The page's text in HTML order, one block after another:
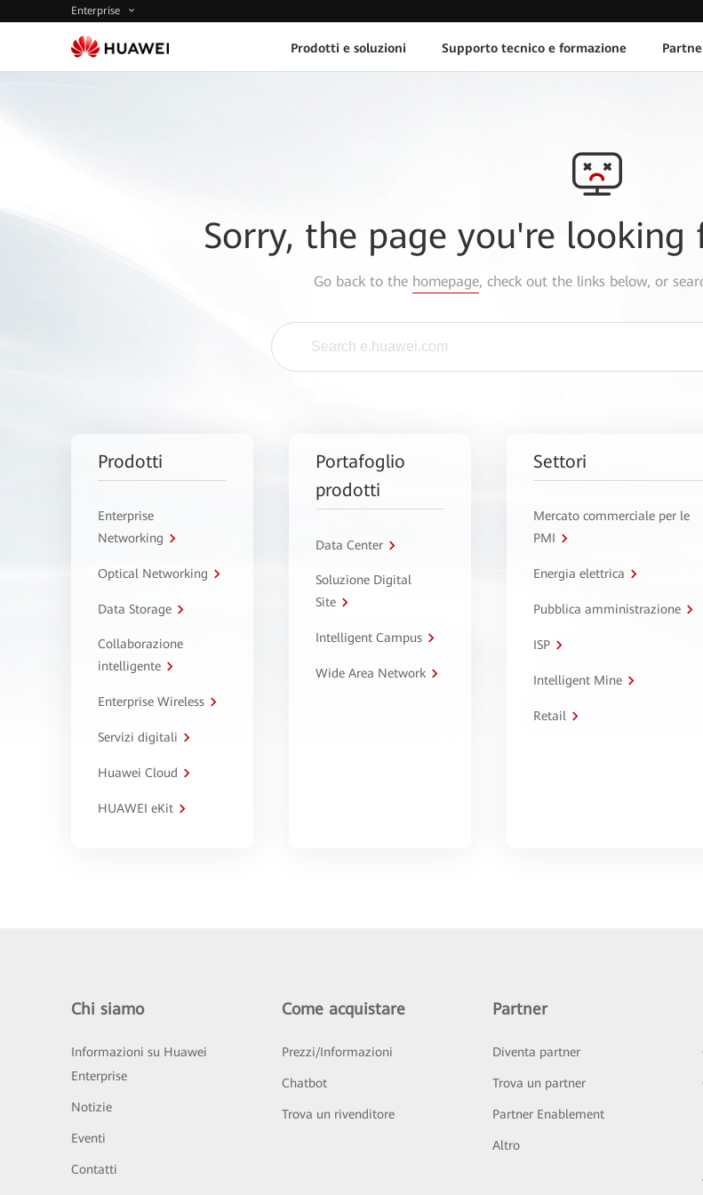
Enterprise
Prodotti e soluzioni Supporto tecnico e formazione
Sorry, the page you're
Go back to the homepage, check out the links below, or
Prodotti
Enterprise
Networking
Optical Networking
Data Storage
Collaborazione
intelligente
Enterprise Wireless
Servizi digitali
Huawei Cloud
HUAWEI eKit
Portafoglio
prodotti
Data Center
Soluzione Digital
Site
Intelligent Campus
Wide Area Network
Settori
Mercato commerciale per le
PMI
Energia elettrica
Pubblica amministrazione
ISP
Intelligent Mine
Retail
Chi siamo
Informazioni su Huawei
Enterprise
Notizie
Eventi
Contatti
Come acquistare
Prezzi/Informazioni
Chatbot
Trova un rivenditore
Partner
Diventa partner
Trova un partner
Partner Enablement
Altro